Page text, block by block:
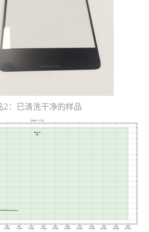
2：已清洗干净的样品